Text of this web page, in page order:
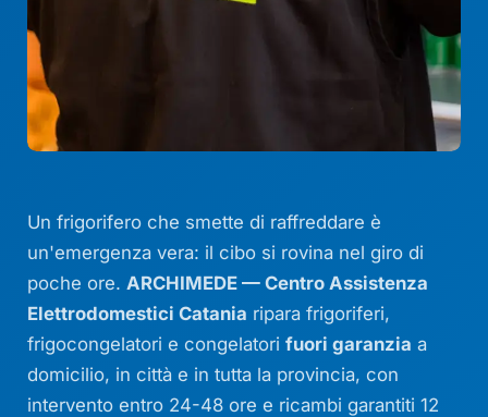
Un frigorifero che smette di raffreddare è
un'emergenza vera: il cibo si rovina nel giro di
poche ore. ARCHIMEDE — Centro Assistenza
Elettrodomestici Catania ripara frigoriferi,
frigocongelatori e congelatorifuori garanzia a
domicilio, in città e in tutta la provincia, con
intervento entro 24-48 ore e ricambi garantiti 12